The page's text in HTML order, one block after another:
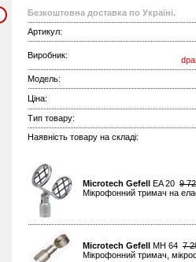
Безкоштовна доставка по Україні.
Артикул:
Виробник:
Модель:
Ціна:
Тип товару:
Наявність товару на складі:
Microtech Gefell EA 20 9
Мікрофонний тримач на
Microtech Gefell MH 64 7
Мікрофонний тримач,